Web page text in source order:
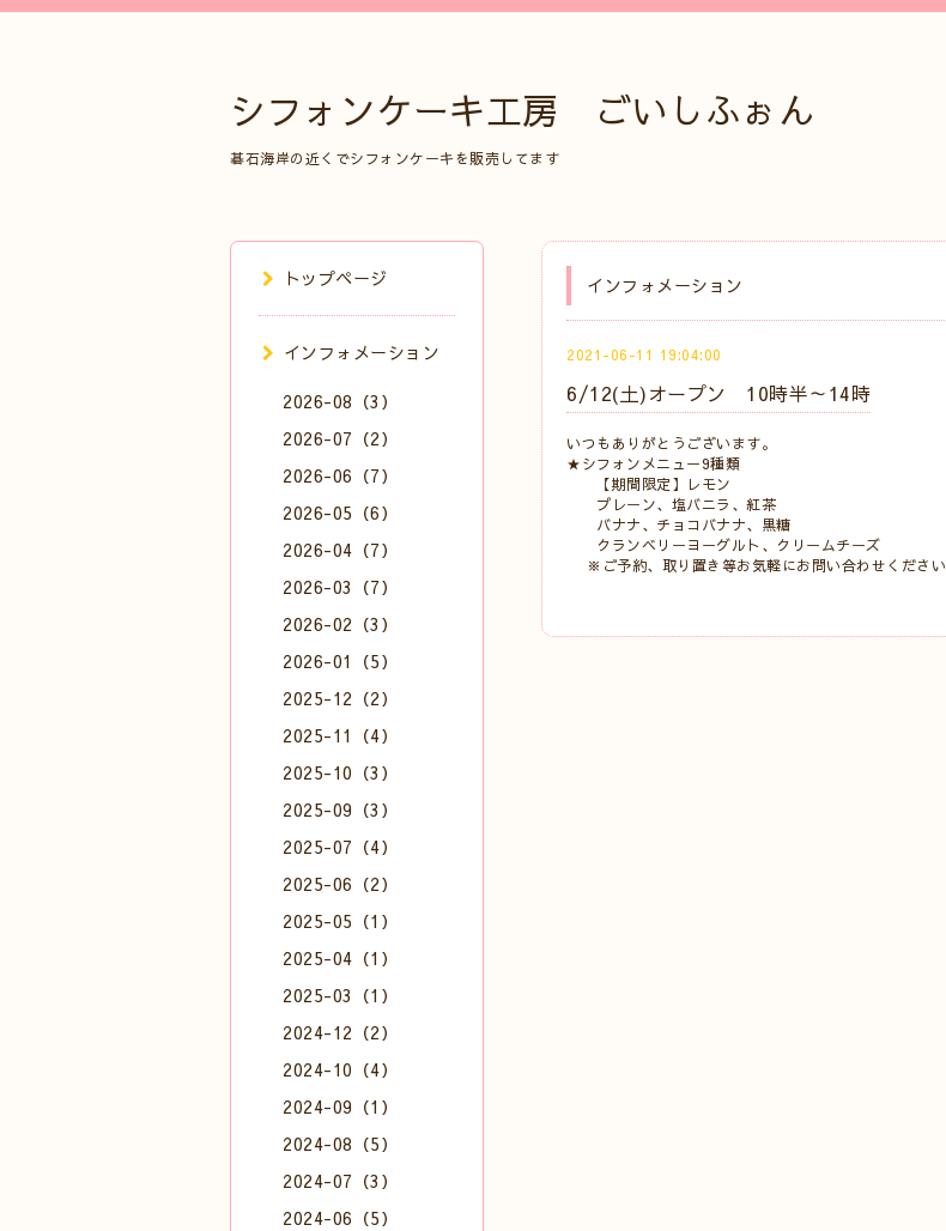
シフォンケーキ工房 ごいしふぉん
碁石海岸の近くでシフォンケーキを販売してます
インフォメーション
2021-06-11 19:04:00
6/12(土)オープン 10時半～14時
いつもありがとうございます。
★シフォンメニュー9種類
【期間限定】レモン
プレーン、塩バニラ、紅茶
バナナ、チョコバナナ、黒糖
クランベリーヨーグルト、クリームチーズ
※ご予約、取り置き等お気軽にお問い合わせください
トップページ
インフォメーション
2026-08（3）
2026-07（2）
2026-06（7）
2026-05（6）
2026-04（7）
2026-03（7）
2026-02（3）
2026-01（5）
2025-12（2）
2025-11（4）
2025-10（3）
2025-09（3）
2025-07（4）
2025-06（2）
2025-05（1）
2025-04（1）
2025-03（1）
2024-12（2）
2024-10（4）
2024-09（1）
2024-08（5）
2024-07（3）
2024-06（5）